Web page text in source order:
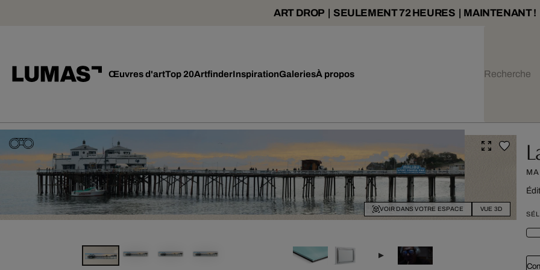
ART DROP | SEULEMENT 72 HEURES | MAINTENANT !
Œuvres d'artTop 20ArtfinderInspirationGaleriesÀ propos
VOIR DANS VOTRE ESPACE VUE 3D